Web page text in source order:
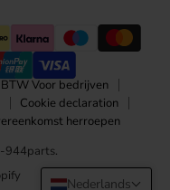
Nederlands
BTW Voor bedrijven
Cookie declaration
herroepen
944parts.